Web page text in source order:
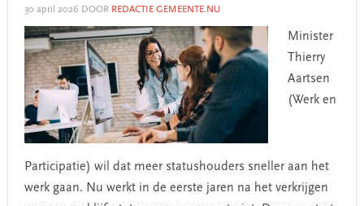
30 april 2026 DOOR REDACTIE GEMEENTE.NU
Minister
Thierry
Aartsen
(Werk en
Participatie) wil dat meer statushouders sneller aan het
werk gaan. Nu werkt in de eerste jaren na het verkrijgen